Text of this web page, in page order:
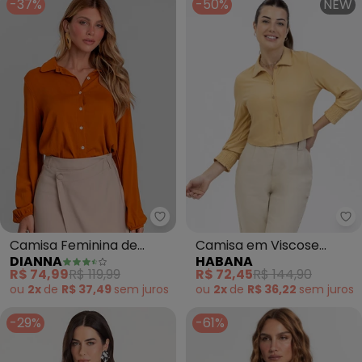
-37%
Dianna - Camisa Feminina de
Camisa Feminina de
Tecido (Marrom)
DIANNA
R$ 74,99R$ 119,99
ou 2x de R$ 37,49 sem juros
-50% NEW
Camisa em Viscose
(Amarelo Claro)
HABANA
R$ 72,45R$ 144,90
ou 2x de R$ 36,22 sem juros
-29% -61%